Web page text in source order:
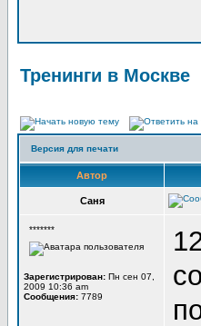
Тренинги в Москве
Версия для печати
Автор
Саня
*******
Зарегистрирован: Пн сен 07,
2009 10:36 am
Сообщения: 7789